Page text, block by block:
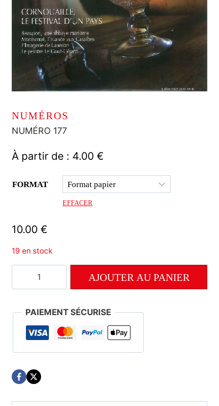
NUMÉROS
NUMÉRO 177
À partir de : 4.00 €
FORMAT
EFFACER
10.00 €
19 en stock
177
AJOUTER AU PANIER
PAIEMENT SÉCURISE